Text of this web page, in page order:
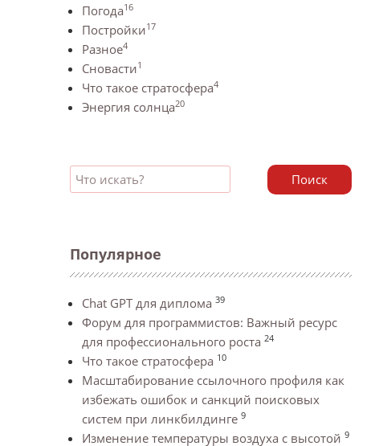
Погода16
Постройки17
Разное4
Сновасти1
Что такое стратосфера4
Энергия солнца20
Поиск
Популярное
Chat GPT для диплома 39
Форум для программистов: Важный ресурс
для профессионального роста 24
Что такое стратосфера 10
Масштабирование ссылочного профиля как
избежать ошибок и санкций поисковых
систем при линкбилдинге 9
Изменение температуры воздуха с высотой 9